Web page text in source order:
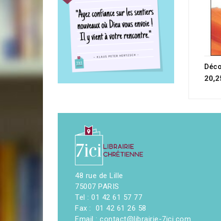
48 rue de Lille
75007 PARIS
Tel : 01 42 61 57 77
Fax : 01 42 61 26 58
Email : contact@librairie-7ici.com